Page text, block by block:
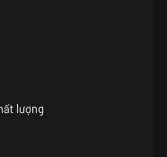
lượng